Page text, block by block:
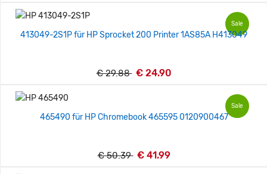
Sale
413049-2S1P für HP Sprocket 200 Printer 1AS85A H413049
€ 29.88 € 24.90
Sale
465490 für HP Chromebook 465595 0120900467
€ 50.39 € 41.99